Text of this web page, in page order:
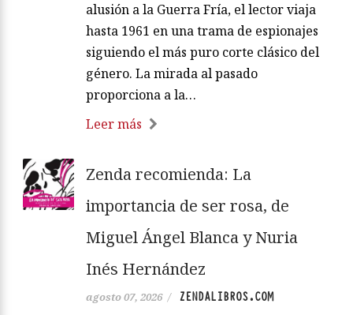
alusión a la Guerra Fría, el lector viaja
hasta 1961 en una trama de espionajes
siguiendo el más puro corte clásico del
género. La mirada al pasado
proporciona a la…
Leer más
Zenda recomienda: La
importancia de ser rosa, de
Miguel Ángel Blanca y Nuria
Inés Hernández
agosto 07, 2026 / ZENDALIBROS.COM